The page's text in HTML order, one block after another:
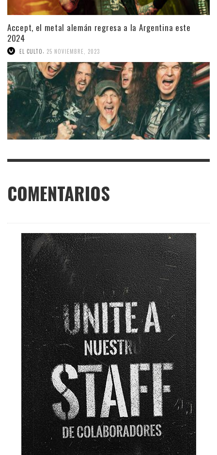
Accept, el metal alemán regresa a la Argentina este
2024
EL CULTO 25 NOVIEMBRE, 2023
COMENTARIOS